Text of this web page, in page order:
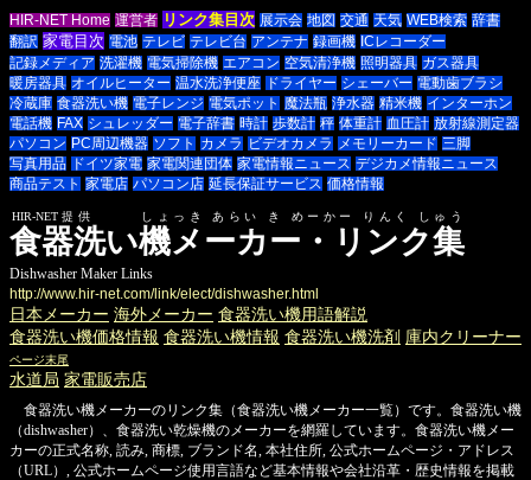
HIR-NET Home 運営者 リンク集目次 展示会 地図 交通 天気 WEB検索 辞書
翻訳 家電目次 電池 テレビ テレビ台 アンテナ 録画機 ICレコーダー
記録メディア 洗濯機 電気掃除機 エアコン 空気清浄機 照明器具 ガス器具
暖房器具 オイルヒーター 温水洗浄便座 ドライヤー シェーバー 電動歯ブラシ
冷蔵庫 食器洗い機 電子レンジ 電気ポット 魔法瓶 浄水器 精米機 インターホン
電話機 FAX シュレッダー 電子辞書 時計 歩数計 秤 体重計 血圧計 放射線測定器
パソコン PC周辺機器 ソフト カメラ ビデオカメラ メモリーカード 三脚
写真用品
ドイツ家電 家電関連団体 家電情報ニュース デジカメ情報ニュース
商品テスト 家電店 パソコン店 延長保証サービス 価格情報
食器洗い機メーカー・リンク集
HIR-NET提供 しょっき あらい き めーかー りんく しゅう
Dishwasher Maker Links
http://www.hir-net.com/link/elect/dishwasher.html
日本メーカー 海外メーカー 食器洗い機用語解説
食器洗い機価格情報 食器洗い機情報 食器洗い機洗剤 庫内クリーナー
ページ末尾
水道局 家電販売店
食器洗い機メーカーのリンク集（食器洗い機メーカー一覧）です。食器洗い機
（dishwasher）、食器洗い乾燥機のメーカーを網羅しています。食器洗い機メー
カーの正式名称, 読み, 商標, ブランド名, 本社住所, 公式ホームページ・アドレス
（URL）, 公式ホームページ使用言語など基本情報や会社沿革・歴史情報を掲載